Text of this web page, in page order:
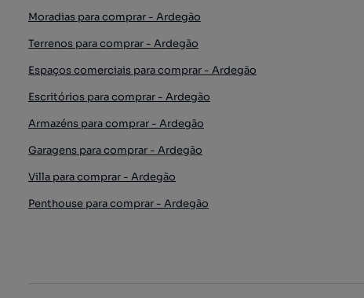
Moradias para comprar - Ardegão
Terrenos para comprar - Ardegão
Espaços comerciais para comprar - Ardegão
Escritórios para comprar - Ardegão
Armazéns para comprar - Ardegão
Garagens para comprar - Ardegão
Villa para comprar - Ardegão
Penthouse para comprar - Ardegão